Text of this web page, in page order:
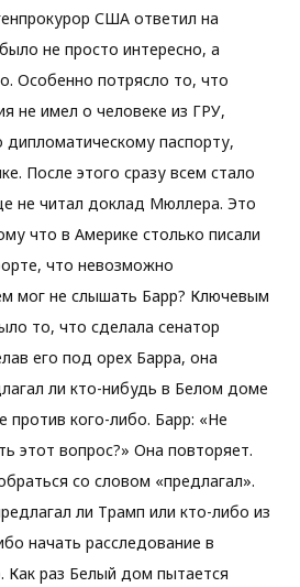
США ответил на
не просто интересно, а
Особенно потрясло то, что
не имел о человеке из ГРУ,
паспорту,
После этого сразу всем стало
не читал доклад Мюллера. Это
что в Америке столько писали
что невозможно
мог не слышать Барр? Ключевым
то, что сделала сенатор
его под орех Барра, она
ли кто-нибудь в Белом доме
против кого-либо. Барр: «Не
этот вопрос?» Она повторяет.
со словом «предлагал».
ли Трамп или кто-либо из
начать расследование в
Как раз Белый дом пытается